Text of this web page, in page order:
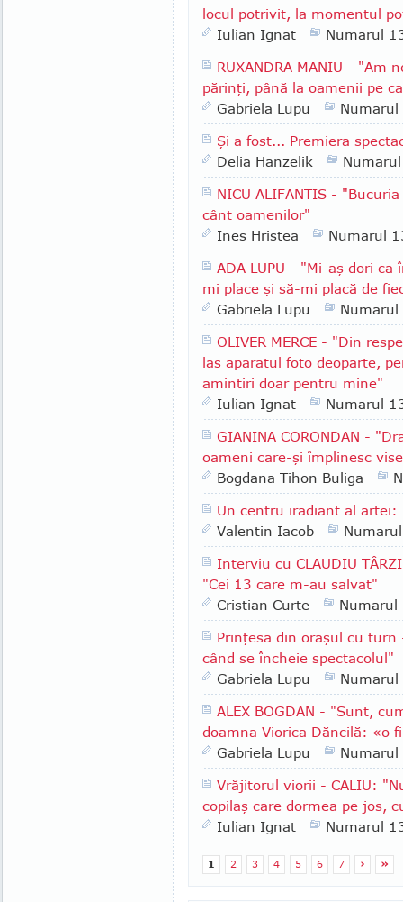
locul potrivit, la momentul
Iulian Ignat
Numarul
RUXANDRA MANIU - "Am
părinţi, până la oamenii pe
Gabriela Lupu
Şi a fost... Premiera
Delia Hanzelik
NICU ALIFANTIS -
cânt oamenilor"
Ines Hristea
Numarul
ADA LUPU - "Mi-aş dori
mi place şi să-mi placă de
Gabriela Lupu
OLIVER MERCE - "Din
las aparatul foto deoparte,
amintiri doar pentru mine"
Iulian Ignat
Numarul
GIANINA CORONDAN -
oameni care-şi împlinesc
Bogdana Tihon Buliga
Un centru iradiant al artei:
Valentin Iacob
Interviu cu CLAUDIU
"Cei 13 care m-au salvat"
Cristian Curte
Numarul
Prinţesa din oraşul cu turn
când se încheie spectacolul"
Gabriela Lupu
ALEX BOGDAN - "Sunt,
doamna Viorica Dăncilă: «o
Gabriela Lupu
Vrăjitorul viorii - CALIU:
copilaş care dormea pe jos,
Iulian Ignat
Numarul
1 2 3 4 5 6 7 › »